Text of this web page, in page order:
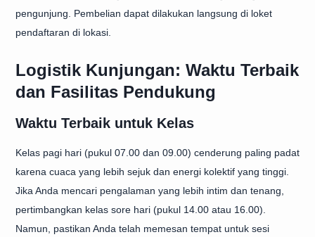
pengunjung. Pembelian dapat dilakukan langsung di loket
pendaftaran di lokasi.
Logistik Kunjungan: Waktu Terbaik
dan Fasilitas Pendukung
Waktu Terbaik untuk Kelas
Kelas pagi hari (pukul 07.00 dan 09.00) cenderung paling padat
karena cuaca yang lebih sejuk dan energi kolektif yang tinggi.
Jika Anda mencari pengalaman yang lebih intim dan tenang,
pertimbangkan kelas sore hari (pukul 14.00 atau 16.00).
Namun, pastikan Anda telah memesan tempat untuk sesi